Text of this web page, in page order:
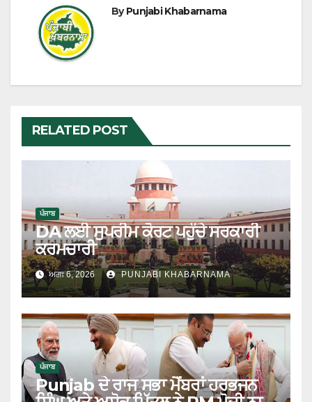
ByPunjabi Khabarnama
RELATED POST
ਪੰਜਾਬ
DA ਲਈ ਸੁਪਰੀਮ ਕੋਰਟ ਪਹੁੰਚੇ ਸਰਕਾਰੀ
ਕਰਮਚਾਰੀ
ਅਗਃ 6, 2026 PUNJABI KHABARNAMA
ਪੰਜਾਬ
Punjab ਦੇ ਰਾਜ ਸਭਾ ਮੈਂਬਰਾਂ ਹਰਭਜਨ